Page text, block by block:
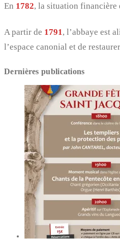
En 1782, la situation financière
A partir de 1791 , l’abbaye est
l’espace canonial et de
Dernières publications